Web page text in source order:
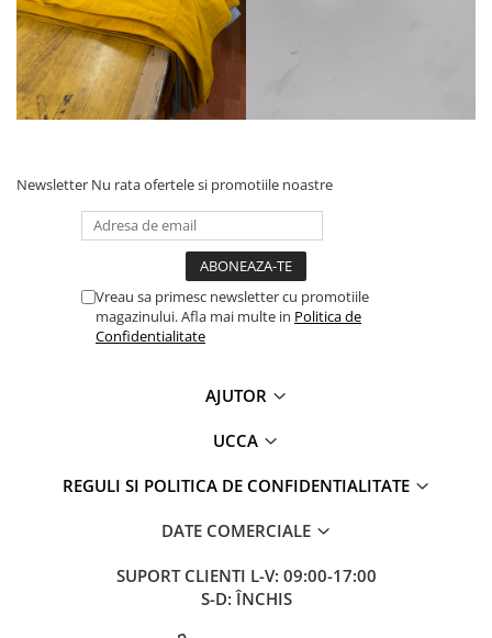
Newsletter Nu rata ofertele si promotiile noastre
Vreau sa primesc newsletter cu promotiile
magazinului. Afla mai multe in Politica de
Confidentialitate
AJUTOR
UCCA
REGULI SI POLITICA DE CONFIDENTIALITATE
DATE COMERCIALE
SUPORT CLIENTI L-V: 09:00-17:00
S-D: ÎNCHIS